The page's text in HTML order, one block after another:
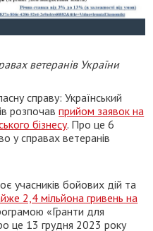
ветеранів України
справу: Український
розпочавприйом заявок на
бізнесу. Про це 6
у справах ветеранів
учасників бойових дій та
2,4 мільйона гривень на
«Гранти для
це 13 грудня 2023 року